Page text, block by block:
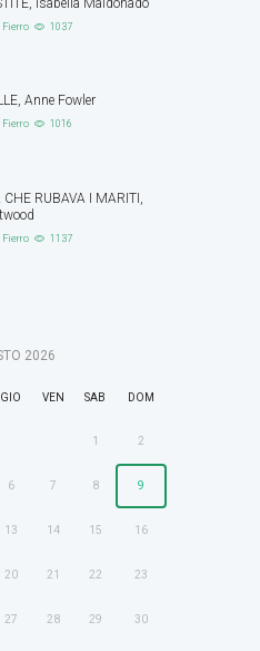
Isabella Maldonado
Fierro 1037
Anne Fowler
Fierro 1016
RUBAVA I MARITI,
Fierro 1137
2026
GIO VEN SAB DOM
1 2
6 7 8 9
13 14 15 16
20 21 22 23
27 28 29 30